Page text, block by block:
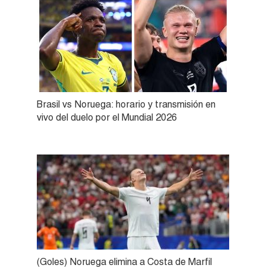
Brasil vs Noruega: horario y transmisión en
vivo del duelo por el Mundial 2026
(Goles) Noruega elimina a Costa de Marfil